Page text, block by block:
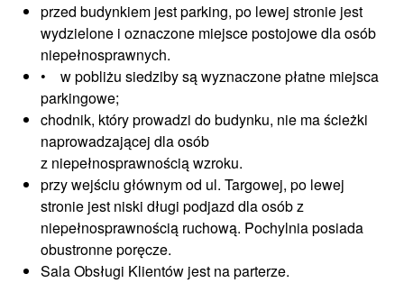
przed budynkiem jest parking, po lewej stronie jest
wydzielone i oznaczone miejsce postojowe dla osób
niepełnosprawnych.
• w pobliżu siedziby są wyznaczone płatne miejsca
parkingowe;
chodnik, który prowadzi do budynku, nie ma ścieżki
naprowadzającej dla osób
z niepełnosprawnością wzroku.
przy wejściu głównym od ul. Targowej, po lewej
stronie jest niski długi podjazd dla osób z
niepełnosprawnością ruchową. Pochylnia posiada
obustronne poręcze.
Sala Obsługi Klientów jest na parterze.